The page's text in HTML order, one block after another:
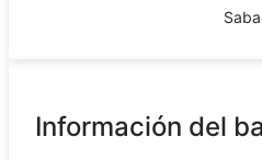
Información del